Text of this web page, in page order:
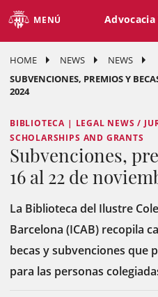
MENÚ
HOME NEWS
NEWS
SUBVENCIONES, PREMIOS Y
2024
BIBLIOTECA | LEGAL NEWS /
SCHOLARSHIPS AND GRANTS
Subvenciones,
16 al 22 de
La Biblioteca del Ilustre
Barcelona (ICAB) recopila
becas y subvenciones que
para las personas